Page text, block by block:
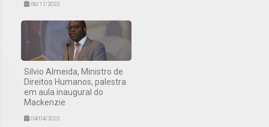
08/11/2023
Silvio Almeida, Ministro de
Direitos Humanos, palestra
em aula inaugural do
Mackenzie
04/04/2023